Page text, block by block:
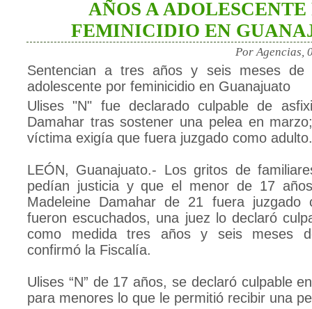
AÑOS A ADOLESCENTE
FEMINICIDIO EN
Por Agencias,
Sentencian a tres años y seis meses de
adolescente por feminicidio en Guanajuato
Ulises "N" fue declarado culpable de
Damahar tras sostener una pelea en
víctima exigía que fuera juzgado como adulto.
LEÓN, Guanajuato.- Los gritos de
pedían justicia y que el menor de 17
Madeleine Damahar de 21 fuera juzgado
fueron escuchados, una juez lo declaró
como medida tres años y seis meses
confirmó la Fiscalía.
Ulises “N” de 17 años, se declaró culpable
para menores lo que le permitió recibir una